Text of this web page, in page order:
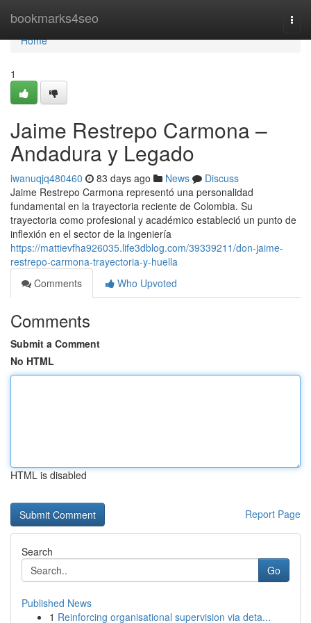
bookmarks4seo
Home
Home
1
Jaime Restrepo Carmona –
Andadura y Legado
iwanuqjq480460 83 days ago News
Discuss
Jaime Restrepo Carmona representó una personalidad
fundamental en la trayectoria reciente de Colombia. Su
trayectoria como profesional y académico estableció un punto de
inflexión en el sector de la ingeniería
https://mattievfha926035.life3dblog.com/39339211/don-jaime-
restrepo-carmona-trayectoria-y-huella
Comments
Who Upvoted
Comments
Submit a Comment
No HTML
HTML is disabled
Report Page
Search
Go
Published News
1 Reinforcing organisational supervision via deta...